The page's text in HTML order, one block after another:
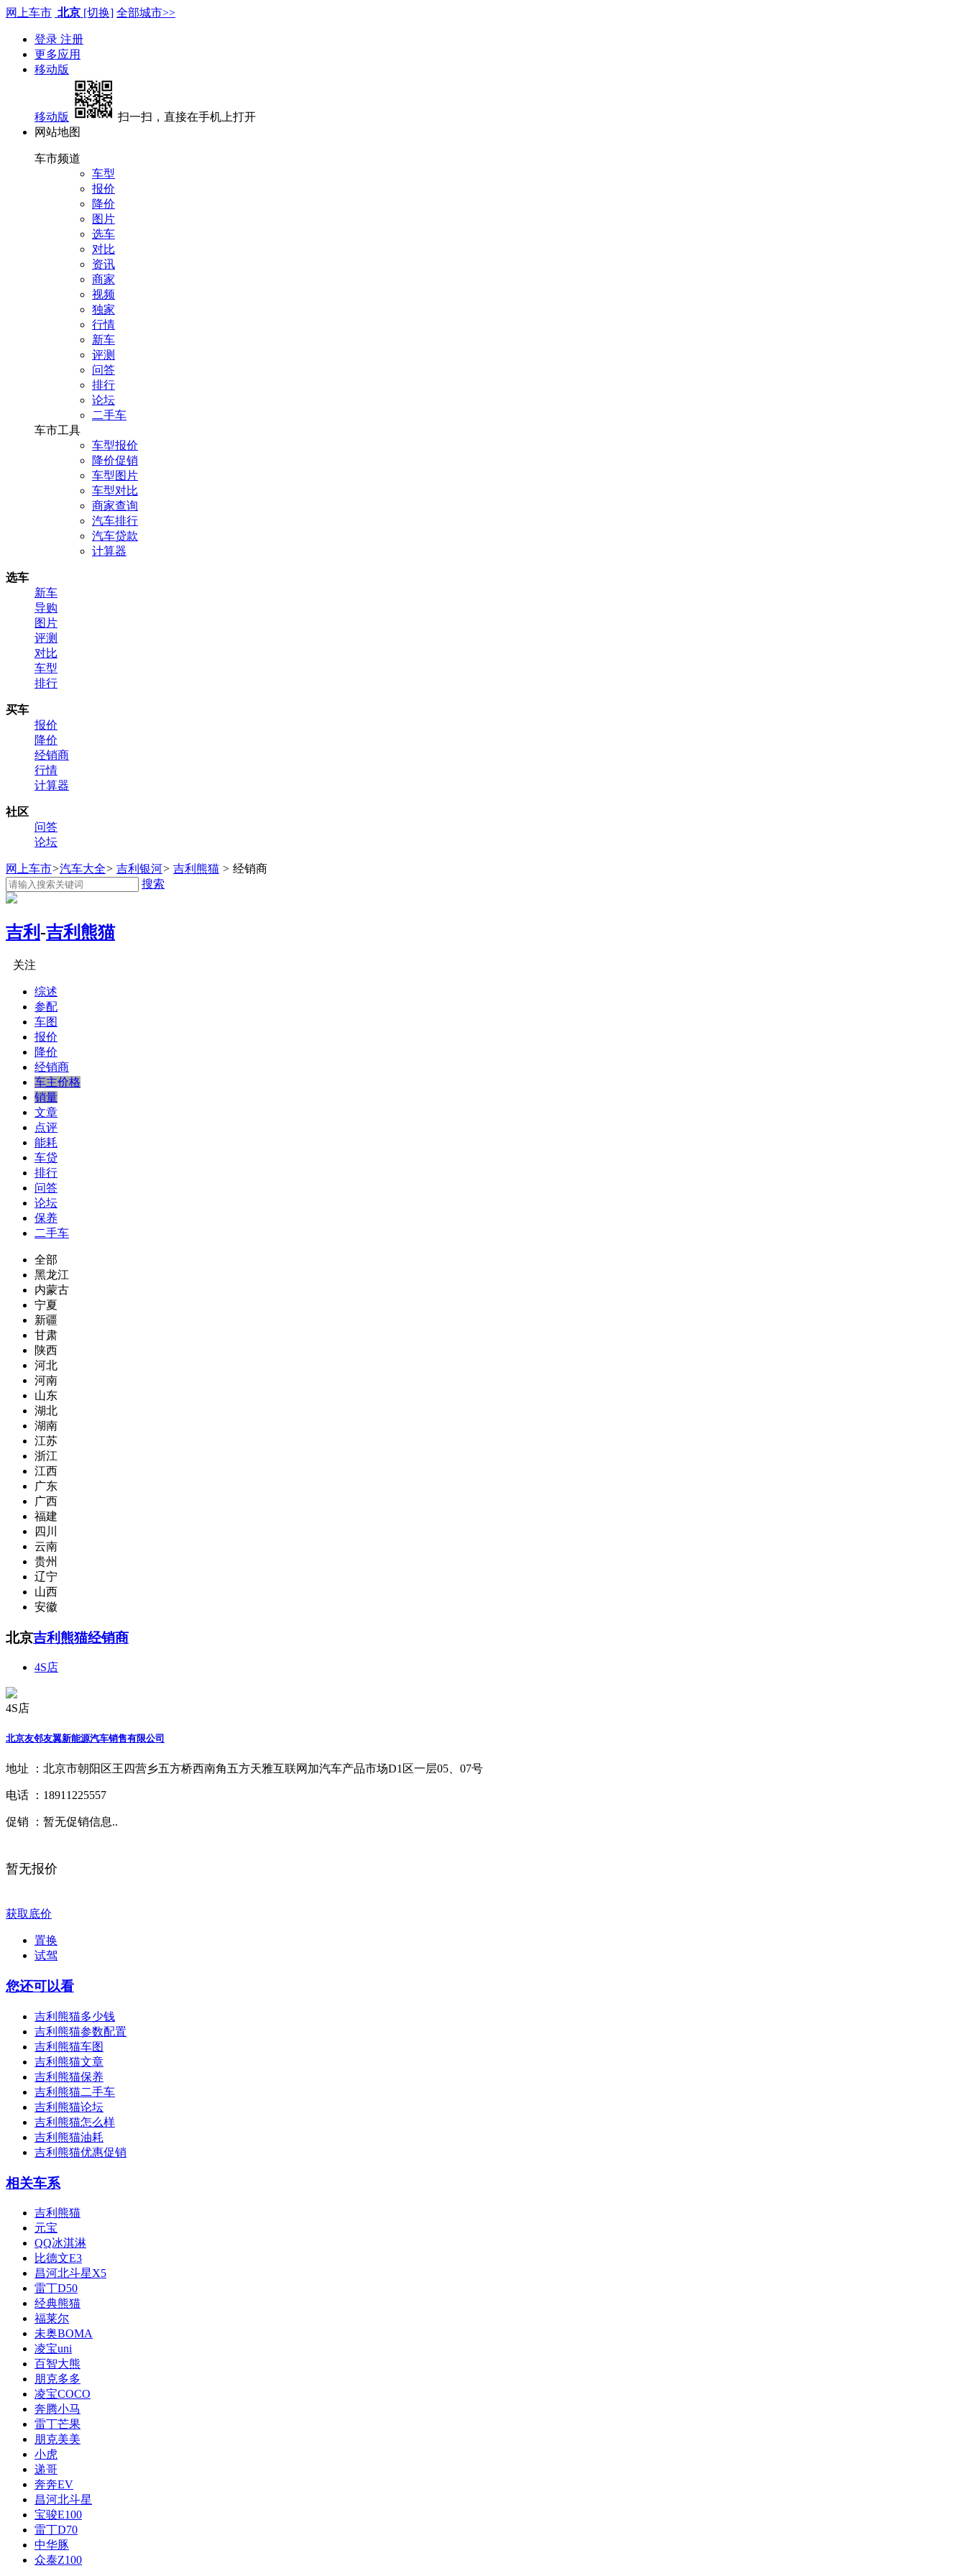
网上车市 北京 [切换] 全部城市>>
登录 注册
更多应用
移动版
移动版
扫一扫，直接在手机上打开
网站地图
车市频道
车型
报价
降价
图片
选车
对比
资讯
商家
视频
独家
行情
新车
评测
问答
排行
论坛
二手车
车市工具
车型报价
降价促销
车型图片
车型对比
商家查询
汽车排行
汽车贷款
计算器
选车
新车
导购
图片
评测
对比
车型
排行
买车
报价
降价
经销商
行情
计算器
社区
问答
论坛
网上车市>汽车大全> 吉利银河> 吉利熊猫 > 经销商
搜索
吉利-吉利熊猫
关注
综述
参配
车图
报价
降价
经销商
车主价格
销量
文章
点评
能耗
车贷
排行
问答
论坛
保养
二手车
全部
黑龙江
内蒙古
宁夏
新疆
甘肃
陕西
河北
河南
山东
湖北
湖南
江苏
浙江
江西
广东
广西
福建
四川
云南
贵州
辽宁
山西
安徽
北京吉利熊猫经销商
4S店
4S店
北京友邻友翼新能源汽车销售有限公司
地址 ： 北京市朝阳区王四营乡五方桥西南角五方天雅互联网加汽车产品市场D1区一层05、07号
电话 ： 18911225557
促销 ： 暂无促销信息..
暂无报价
获取底价
置换
试驾
您还可以看
吉利熊猫多少钱
吉利熊猫参数配置
吉利熊猫车图
吉利熊猫文章
吉利熊猫保养
吉利熊猫二手车
吉利熊猫论坛
吉利熊猫怎么样
吉利熊猫油耗
吉利熊猫优惠促销
相关车系
吉利熊猫
元宝
QQ冰淇淋
比德文E3
昌河北斗星X5
雷丁D50
经典熊猫
福莱尔
未奥BOMA
凌宝uni
百智大熊
朋克多多
凌宝COCO
奔腾小马
雷丁芒果
朋克美美
小虎
递哥
奔奔EV
昌河北斗星
宝骏E100
雷丁D70
中华豚
众泰Z100